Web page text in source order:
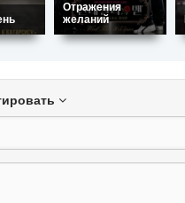
Отражения
желаний